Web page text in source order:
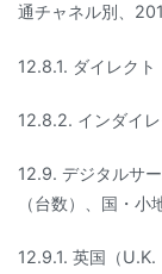
通チャネル別、
12.8.1. ダイレクト
12.8.2. インダイレ
12.9. デジタルサ
（台数）、国・
12.9.1. 英国（U.K.